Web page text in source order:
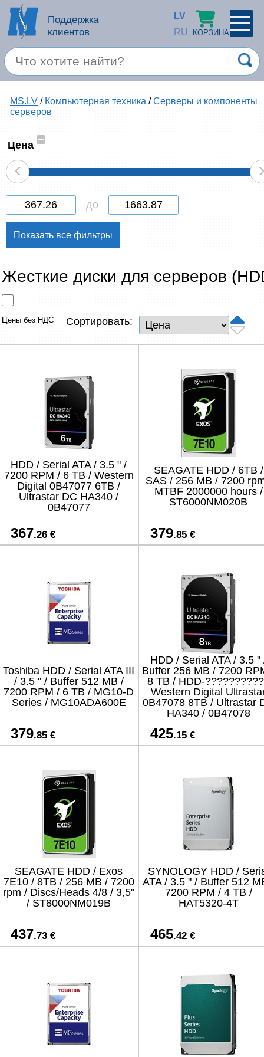
Поддержка
клиентов
LV
RU
КОРЗИНА
×
Войти
Запомнить
Спец. предложение
Компьютерные аксессуары
Товары для офиса
Сетевые товары
ТВ, Фото и электроника
Renewd техника, Outlet
MS.LV / Компьютерная техника /Серверы и компоненты
серверов
Цена
–
‹
до
Жесткие диски для серверов
Цены без НДС Сортировать:
HDD / Serial ATA / 3.5 " /
7200 RPM / 6 TB / Western
Digital 0B47077 6TB /
Ultrastar DC HA340 /
0B47077
367.26 €
SEAGATE HDD / 6TB /
SAS / 256 MB / 7200
MTBF 2000000 hours /
ST6000NM020B
379.85 €
Toshiba HDD / Serial ATA III
/ 3.5 " / Buffer 512 MB /
7200 RPM / 6 TB / MG10-D
Series / MG10ADA600E
379.85 €
HDD / Serial ATA / 3.5 "
Buffer 256 MB / 7200
8 TB / HDD-
Western Digital
0B47078 8TB / Ultrastar
HA340 / 0B47078
425.15 €
SEAGATE HDD / Exos
7E10 / 8TB / 256 MB / 7200
rpm / Discs/Heads 4/8 / 3,5"
/ ST8000NM019B
437.73 €
SYNOLOGY HDD /
ATA / 3.5 " / Buffer 512
7200 RPM / 4 TB /
HAT5320-4T
465.42 €